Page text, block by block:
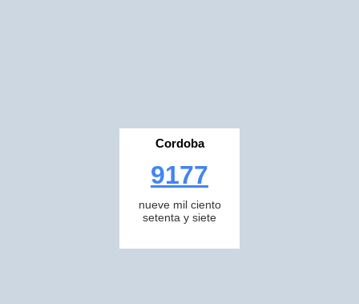
Cordoba
9177
nueve mil ciento
setenta y siete